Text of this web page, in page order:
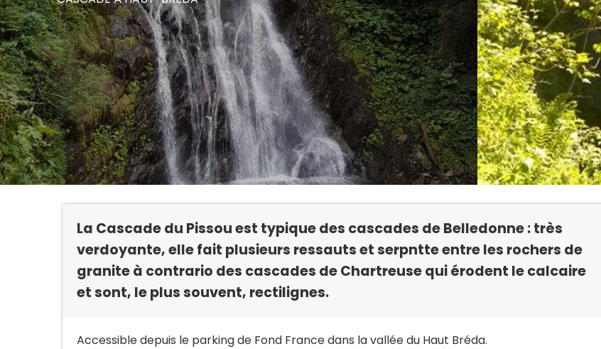
La Cascade du Pissou est typique des cascades de Belledonne : très
verdoyante, elle fait plusieurs ressauts et serpntte entre les rochers de
granite à contrario des cascades de Chartreuse qui érodent le calcaire
et sont, le plus souvent, rectilignes.
Accessible depuis le parking de Fond France dans la vallée du Haut Bréda.